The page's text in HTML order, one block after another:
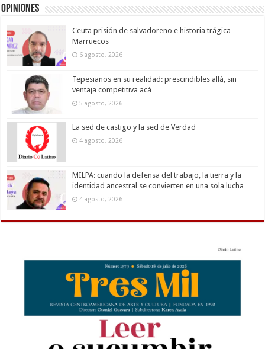
Opiniones
Ceuta prisión de salvadoreño e historia trágica
Marruecos
6 agosto, 2026
Tepesianos en su realidad: prescindibles allá, sin
ventaja competitiva acá
5 agosto, 2026
La sed de castigo y la sed de Verdad
4 agosto, 2026
MILPA: cuando la defensa del trabajo, la tierra y la
identidad ancestral se convierten en una sola lucha
4 agosto, 2026